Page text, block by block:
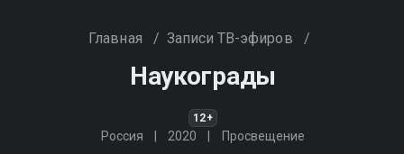
Главная / Записи ТВ-эфиров /
Наукограды
12+
Россия 2020 Просвещение